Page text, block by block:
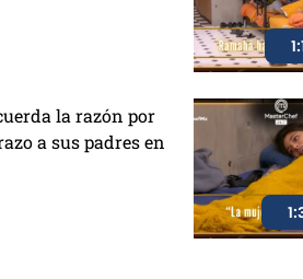
la razón por
a sus padres en